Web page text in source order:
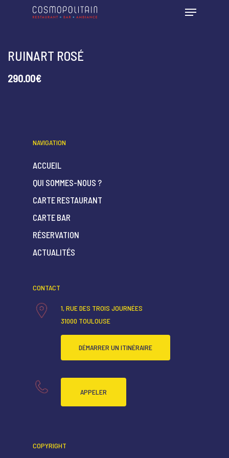
RUINART ROSÉ
290.00€
NAVIGATION
ACCUEIL
QUI SOMMES-NOUS ?
CARTE RESTAURANT
CARTE BAR
RÉSERVATION
ACTUALITÉS
CONTACT
1, RUE DES TROIS JOURNÉES
31000 TOULOUSE
DÉMARRER UN ITINÉRAIRE
APPELER
COPYRIGHT
CARTE BAR
RÉSERVATION
ACTUALITÉS